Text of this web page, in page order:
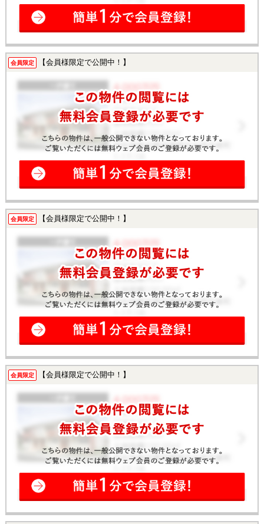
会員限定 【会員様限定で公開中！】
会員限定 【会員様限定で公開中！】
会員限定 【会員様限定で公開中！】